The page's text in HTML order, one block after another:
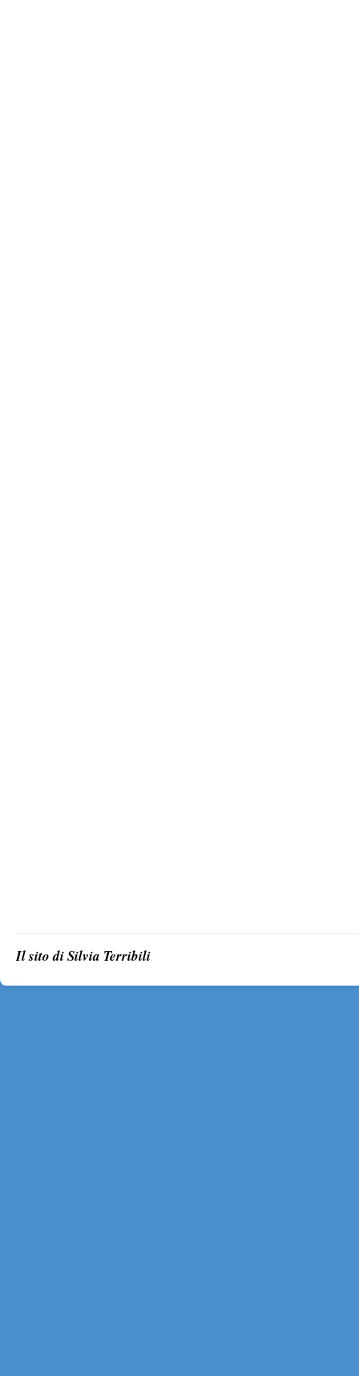
Il sito di Silvia Terribili